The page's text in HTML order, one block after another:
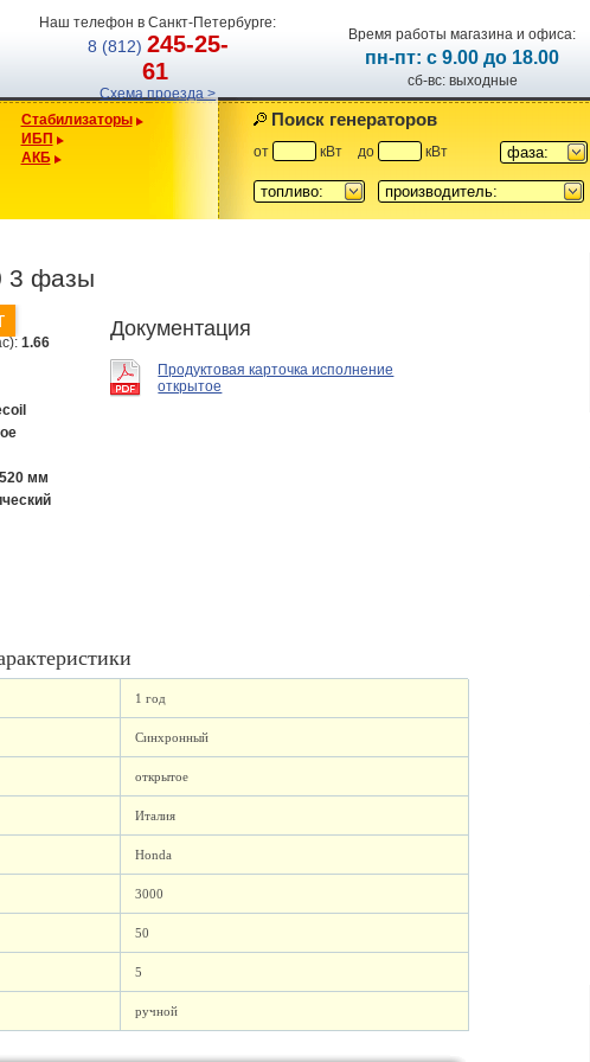
Наш телефон в Санкт-Петербурге:
8 (812) 245-25-
61
Схема проезда >
Время работы магазина и офиса:
пн-пт: с 9.00 до 18.00
сб-вс: выходные
Стабилизаторы
ИБП
АКБ
Поиск генераторов
от кВт до кВт фаза:
топливо: производитель:
3 фазы
1.66
мм
Документация
Продуктовая карточка исполнение
открытое
1 год
Синхронный
открытое
Италия
Honda
3000
50
5
ручной